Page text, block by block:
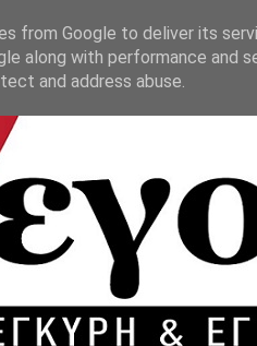
from Google to deliver its
along with performance and
and address abuse.